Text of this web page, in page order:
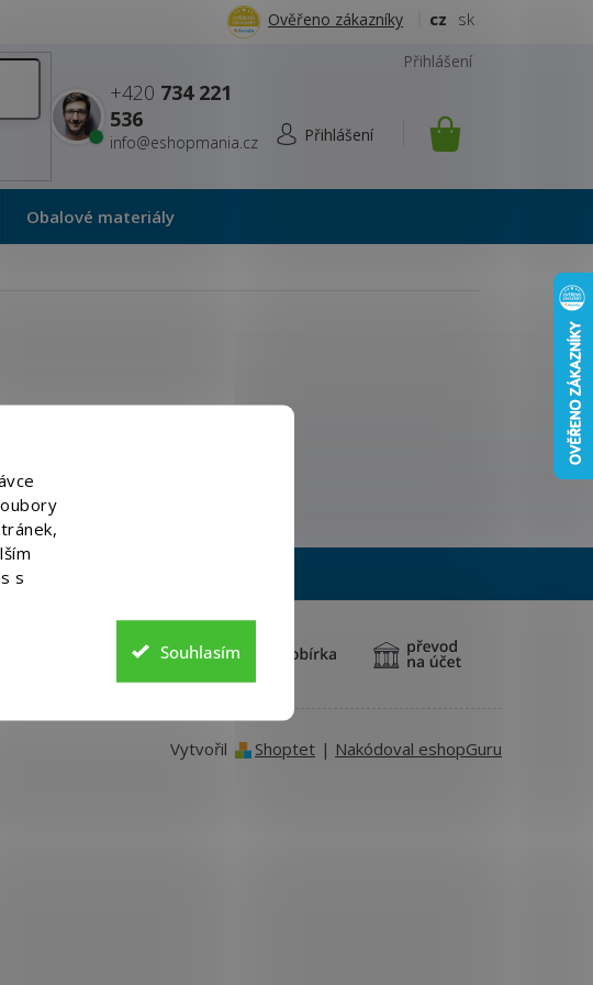
s
Souhlasím
Ověřeno zákazníky cz sk
+420 734 221
536
info@eshopmania.cz
Přihlášení
NÁKUPNÍ
Obalové materiály
Vytvořil Shoptet | Nakódoval eshopGuru